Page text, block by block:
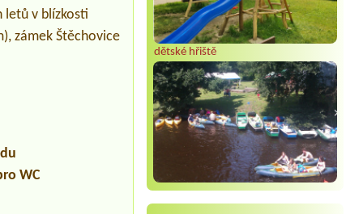
dětské hřiště
letů v blízkosti
zámek Štěchovice
WC